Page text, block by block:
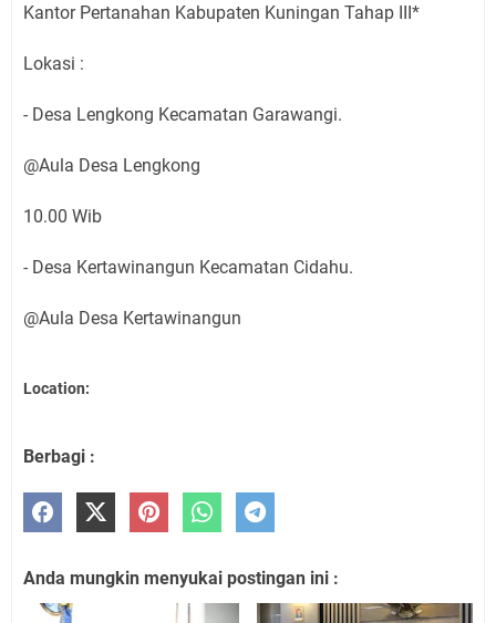
Kantor Pertanahan Kabupaten Kuningan Tahap III*
Lokasi :
- Desa Lengkong Kecamatan Garawangi.
@Aula Desa Lengkong
10.00 Wib
- Desa Kertawinangun Kecamatan Cidahu.
@Aula Desa Kertawinangun
Location:
Berbagi :
Anda mungkin menyukai postingan ini :